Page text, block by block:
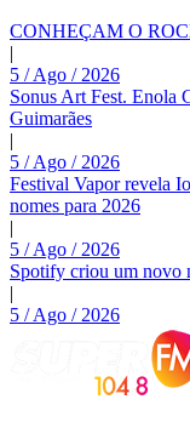
CONHEÇAM O
|
5 / Ago / 2026
Sonus Art Fest. Enola
Guimarães
|
5 / Ago / 2026
Festival Vapor revela
nomes para 2026
|
5 / Ago / 2026
Spotify criou um novo
|
5 / Ago / 2026